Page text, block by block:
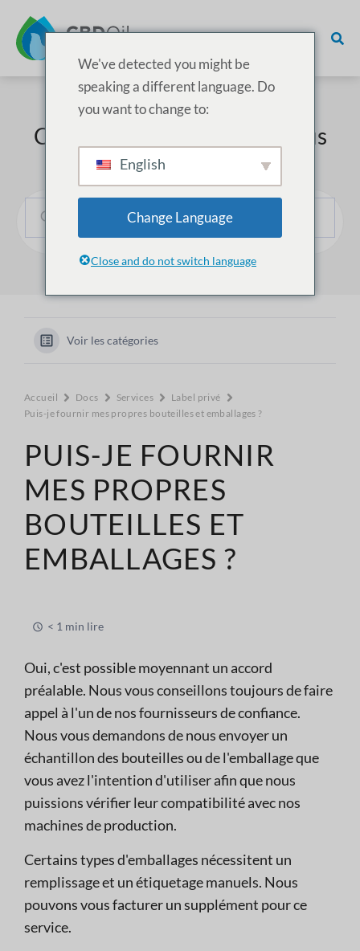
Comment pouvons-nous vous
aider ?
Voir les catégories
Accueil Docs Services
Label privé
Puis-je fournir mes propres bouteilles et emballages ?
PUIS-JE FOURNIR
MES PROPRES
BOUTEILLES ET
EMBALLAGES ?
< 1 min lire
Oui, c'est possible moyennant un accord
préalable. Nous vous conseillons toujours de faire
appel à l'un de nos fournisseurs de confiance.
Nous vous demandons de nous envoyer un
échantillon des bouteilles ou de l'emballage que
vous avez l'intention d'utiliser afin que nous
puissions vérifier leur compatibilité avec nos
machines de production.
Certains types d'emballages nécessitent un
remplissage et un étiquetage manuels. Nous
pouvons vous facturer un supplément pour ce
service.
We've detected you might be
speaking a different language. Do
you want to change to:
English
Change Language
Close and do not switch language